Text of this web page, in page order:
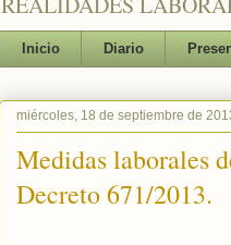
Inicio Diario
miércoles, 18 de septiembre de
Medidas laborales
Decreto 671/2013.